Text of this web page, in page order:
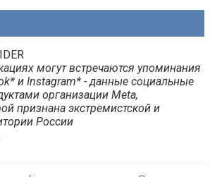
могут встречаются упоминания
и Instagram* - данные социальные
организации Meta,
признана экстремистской и
России